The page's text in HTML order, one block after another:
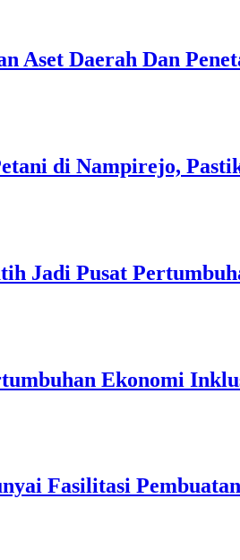
Aset Daerah Dan
di Nampirejo,
Jadi Pusat
Ekonomi
Fasilitasi